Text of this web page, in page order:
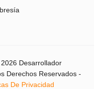
Desarrollador
Derechos Reservados -
De Privacidad